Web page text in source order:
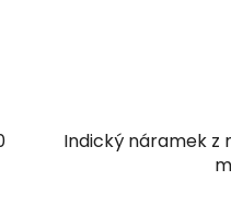
Indický náramek z